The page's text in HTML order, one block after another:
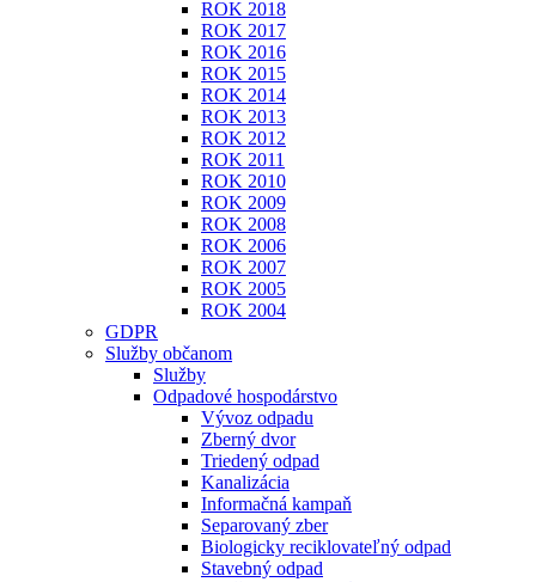
ROK 2018
ROK 2017
ROK 2016
ROK 2015
ROK 2014
ROK 2013
ROK 2012
ROK 2011
ROK 2010
ROK 2009
ROK 2008
ROK 2006
ROK 2007
ROK 2005
ROK 2004
GDPR
Služby občanom
Služby
Odpadové hospodárstvo
Vývoz odpadu
Zberný dvor
Triedený odpad
Kanalizácia
Informačná kampaň
Separovaný zber
Biologicky reciklovateľný odpad
Stavebný odpad